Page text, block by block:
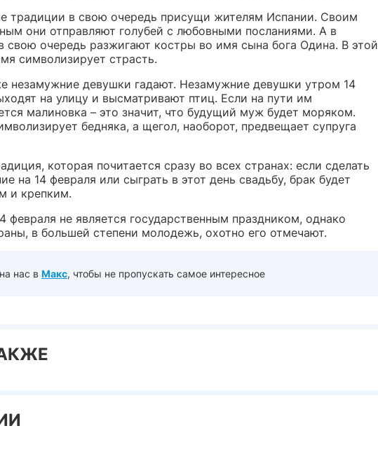
традиции в свою очередь присущи жителям Испании. Своим
они отправляют голубей с любовными посланиями. А в
свою очередь разжигают костры во имя сына бога Одина. В этой
символизирует страсть.
незамужние девушки гадают. Незамужние девушки утром 14
на улицу и высматривают птиц. Если на пути им
малиновка – это значит, что будущий муж будет моряком.
бедняка, а щегол, наоборот, предвещает супруга
которая почитается сразу во всех странах: если сделать
на 14 февраля или сыграть в этот день свадьбу, брак будет
и крепким.
февраля не является государственным праздником, однако
в большей степени молодежь, охотно его отмечают.
нас в Макс, чтобы не пропускать самое интересное